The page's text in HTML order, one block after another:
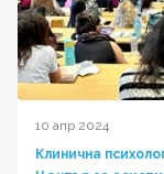
10 апр 2024
Клинична